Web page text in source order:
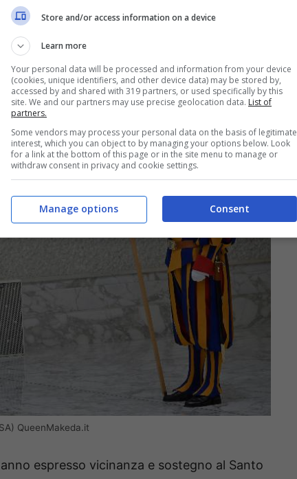
diradati
Pontefice, né quello della tarda mattinata, ma
QueenMakeda.it
espresso vicinanza e sostegno al Santo
Store and/or access information on a device
Learn more
Your personal data will be processed and information from your device
(cookies, unique identifiers, and other device data) may be stored by,
accessed by and shared with 319 partners, or used specifically by this
site. We and our partners may use precise geolocation data. List of
partners.
Some vendors may process your personal data on the basis of legitimate
interest, which you can object to by managing your options below. Look
for a link at the bottom of this page or in the site menu to manage or
withdraw consent in privacy and cookie settings.
Consent
Manage options